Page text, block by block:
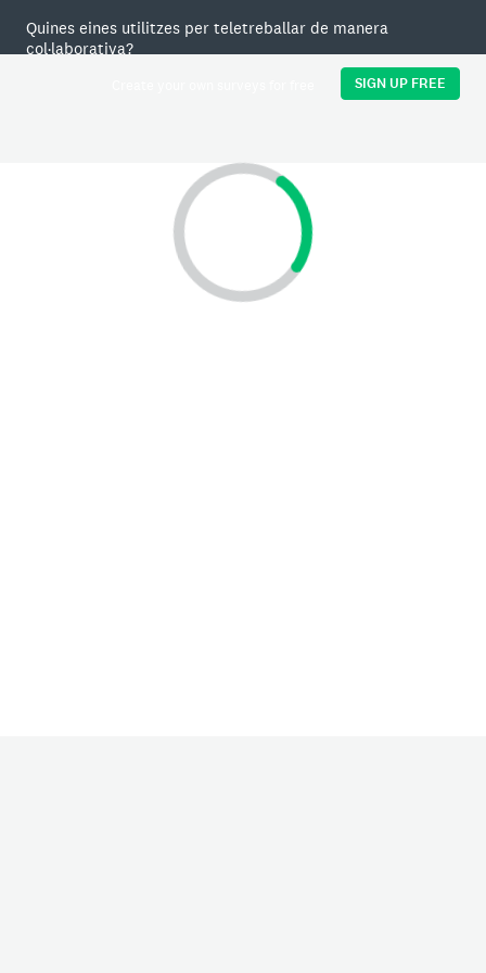
Quines eines utilitzes per teletreballar de manera
col·laborativa?
SIGN UP FREE